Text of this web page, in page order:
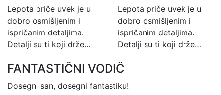
Lepota priče uvek je u
dobro osmišljenim i
ispričanim detaljima.
Detalji su ti koji drže…
Lepota priče uvek je u
dobro osmišljenim i
ispričanim detaljima.
Detalji su ti koji drže…
FANTASTIČNI VODIČ
Dosegni san, dosegni fantastiku!